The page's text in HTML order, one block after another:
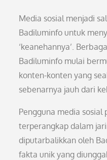
Media sosial menjadi
Badiluminfo untuk
‘keanehannya’.
Badiluminfo mulai
konten-konten yang
sebenarnya jauh dari
Pengguna media sosial
terperangkap dalam
diputarbalikkan oleh
fakta unik yang